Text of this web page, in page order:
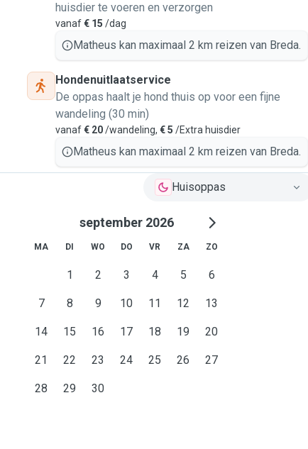
huisdier te voeren en verzorgen
vanaf€ 15 /dag
Matheus kan maximaal 2 km reizen van Breda.
Hondenuitlaatservice
De oppas haalt je hond thuis op voor een fijne
wandeling (30 min)
vanaf€ 20/wandeling, € 5 /Extra huisdier
Matheus kan maximaal 2 km reizen van Breda.
Huisoppas
september 2026
MA DI WO DO VR ZA ZO
1 2 3 4 5 6
7 8 9 10 11 12 13
14 15 16 17 18 19 20
21 22 23 24 25 26 27
28 29 30